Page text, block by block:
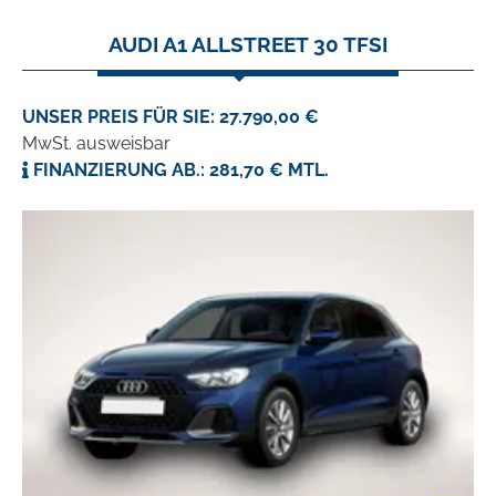
AUDI A1 ALLSTREET 30 TFSI
UNSER PREIS FÜR SIE: 27.790,00 €
MwSt. ausweisbar
FINANZIERUNG AB.: 281,70 € MTL.